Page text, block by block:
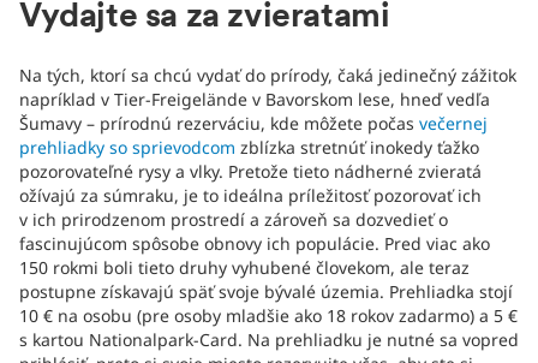
Vydajte sa za zvieratami
Na tých, ktorí sa chcú vydať do prírody, čaká jedinečný zážitok
napríklad v Tier-Freigelände v Bavorskom lese, hneď vedľa
Šumavy – prírodnú rezerváciu, kde môžete počas večernej
prehliadky so sprievodcom zblízka stretnúť inokedy ťažko
pozorovateľné rysy a vlky. Pretože tieto nádherné zvieratá
ožívajú za súmraku, je to ideálna príležitosť pozorovať ich
v ich prirodzenom prostredí a zároveň sa dozvedieť o
fascinujúcom spôsobe obnovy ich populácie. Pred viac ako
150 rokmi boli tieto druhy vyhubené človekom, ale teraz
postupne získavajú späť svoje bývalé územia. Prehliadka stojí
10 € na osobu (pre osoby mladšie ako 18 rokov zadarmo) a 5 €
s kartou Nationalpark-Card. Na prehliadku je nutné sa vopred